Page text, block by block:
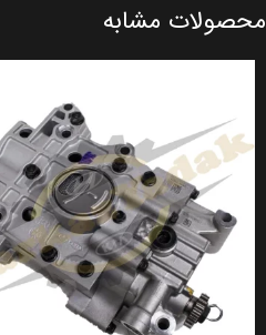
محصولات مشابه